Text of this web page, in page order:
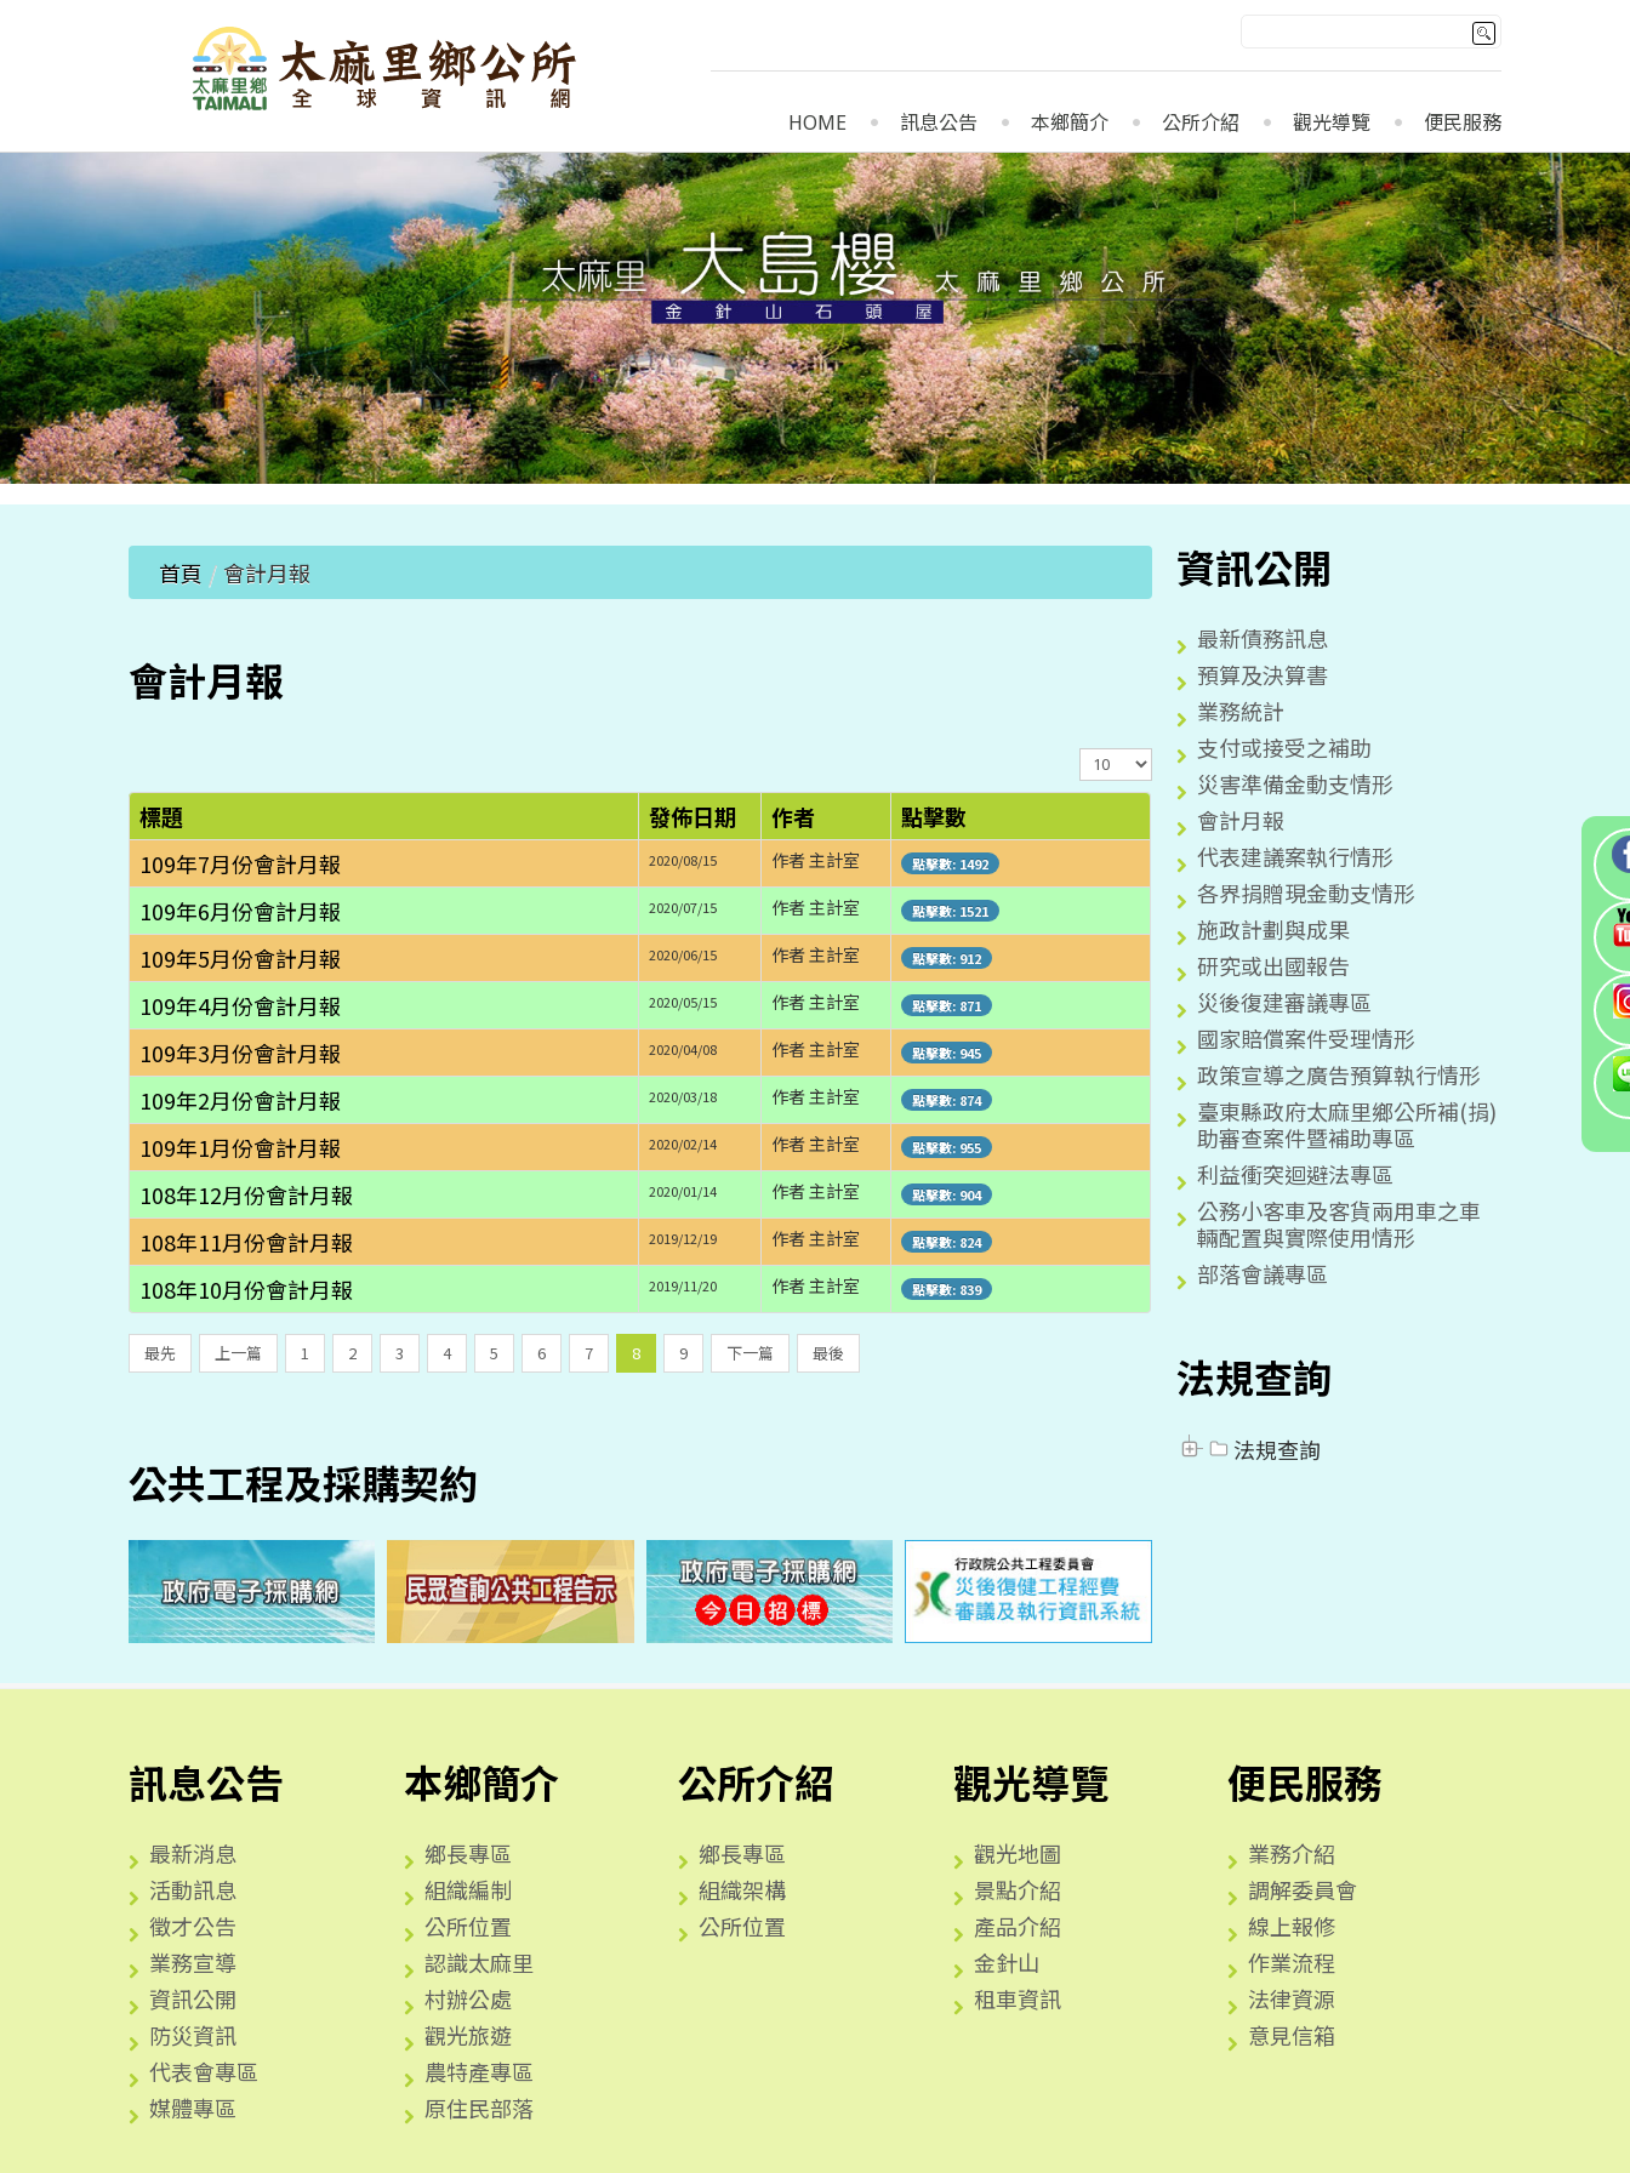
HOME 訊息公告 本鄉簡介 公所介紹 觀光導覽 便民服務
首頁 / 會計月報
會計月報
顯
示
數
標題 發佈日期 作者
點擊數
109年7月份會計月報
2020/08/15 作者 主計室 點擊數: 1492
109年6月份會計月報 2020/07/15 作者 主計室 點擊數: 1521
109年5月份會計月報 2020/06/15 作者 主計室 點擊數: 912
109年4月份會計月報 2020/05/15 作者 主計室 點擊數: 871
109年3月份會計月報 2020/04/08 作者 主計室 點擊數: 945
109年2月份會計月報 2020/03/18 作者 主計室 點擊數: 874
109年1月份會計月報 2020/02/14 作者 主計室 點擊數: 955
108年12月份會計月報 2020/01/14 作者 主計室 點擊數: 904
108年11月份會計月報 2019/12/19 作者 主計室 點擊數: 824
108年10月份會計月報 2019/11/20 作者 主計室 點擊數: 839
最先 上一篇 1 2 3 4 5 6 7 8 9 下一篇 最後
公共工程及採購契約
資訊公開
最新債務訊息
預算及決算書
業務統計
支付或接受之補助
災害準備金動支情形
會計月報
代表建議案執行情形
各界捐贈現金動支情形
施政計劃與成果
研究或出國報告
災後復建審議專區
國家賠償案件受理情形
政策宣導之廣告預算執行情形
臺東縣政府太麻里鄉公所補(捐)
助審查案件暨補助專區
利益衝突迴避法專區
公務小客車及客貨兩用車之車
輛配置與實際使用情形
部落會議專區
法規查詢
法規查詢
訊息公告
最新消息
活動訊息
徵才公告
業務宣導
資訊公開
防災資訊
代表會專區
媒體專區
本鄉簡介
鄉長專區
組織編制
公所位置
認識太麻里
村辦公處
觀光旅遊
農特產專區
原住民部落
公所介紹
鄉長專區
組織架構
公所位置
觀光導覽
觀光地圖
景點介紹
產品介紹
金針山
租車資訊
便民服務
業務介紹
調解委員會
線上報修
作業流程
法律資源
意見信箱